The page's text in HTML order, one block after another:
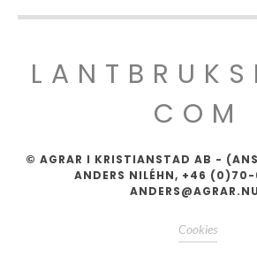
COM
© AGRAR I KRISTIANSTAD AB -
ANDERS NILÉHN, +46
Cookies